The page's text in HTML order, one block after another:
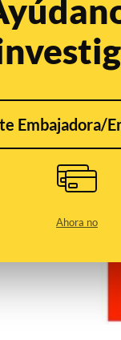
Embajadora/
Ahora no